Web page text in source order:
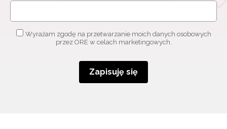
Wyrażam zgodę na przetwarzanie moich danych osobowych
przez ORE w celach marketingowych.
Zapisuję się
Wyrażam zgodę na przetwarzanie moich danych
osobowych przez ORE w celach marketingowych.